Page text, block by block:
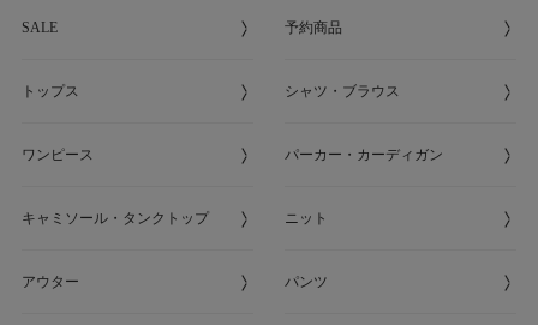
SALE 予約商品
トップス シャツ・ブラウス
ワンピース パーカー・カーディガン
キャミソール・タンクトップ ニット
アウター パンツ